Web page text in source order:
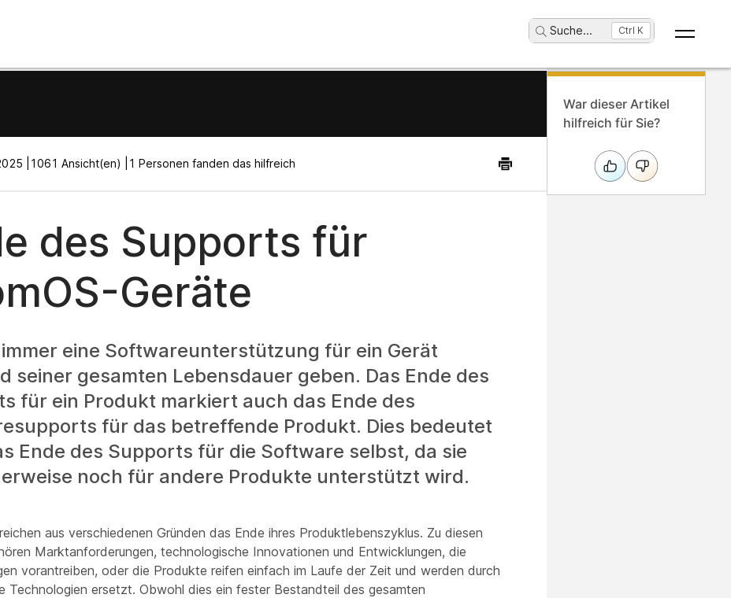
Suche... Ctrl K
| 1061 Ansicht(en) | 1 Personen fanden das hilfreich
des Supports für
Geräte
eine Softwareunterstützung für ein Gerät
seiner gesamten Lebensdauer geben. Das Ende des
für ein Produkt markiert auch das Ende des
für das betreffende Produkt. Dies bedeutet
Ende des Supports für die Software selbst, da sie
noch für andere Produkte unterstützt wird.
aus verschiedenen Gründen das Ende ihres Produktlebenszyklus. Zu diesen
Marktanforderungen, technologische Innovationen und Entwicklungen, die
vorantreiben, oder die Produkte reifen einfach im Laufe der Zeit und werden durch
Technologien ersetzt. Obwohl dies ein fester Bestandteil des gesamten
War dieser Artikel
hilfreich für Sie?